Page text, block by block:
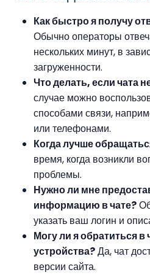
Как быстро я получу
Обычно операторы
нескольких минут, в
загруженности.
Что делать, если чата
случае можно
способами связи,
или телефонами.
Когда лучше
время, когда возникли
проблемы.
Нужно ли мне
информацию в чате?
указать ваш логин и
Могу ли я обратиться
устройства?Да, чат
версии сайта.